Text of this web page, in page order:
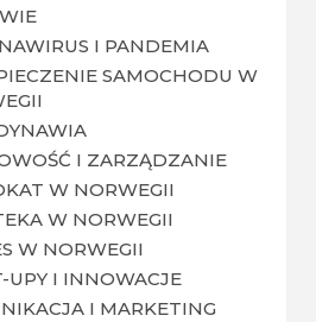
I PANDEMIA
SAMOCHODU W
I ZARZĄDZANIE
W NORWEGII
W NORWEGII
W NORWEGII
UPY I INNOWACJE
I MARKETING